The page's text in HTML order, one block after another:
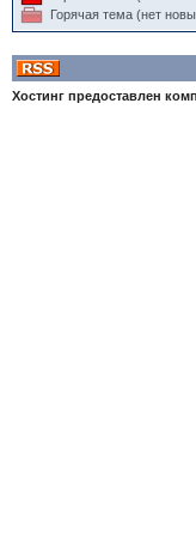
Горячая тема (нет
Хостинг предоставлен